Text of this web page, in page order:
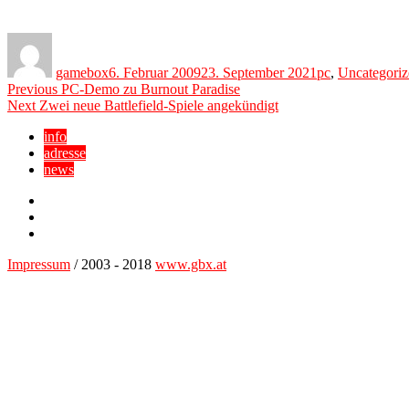
gamebox6. Februar 200923. September 2021pc,
Beitragsnavigation
Previous Previous
post:
PC-Demo zu Burnout Paradise
Next Next
Zwei neue Battlefield-Spiele angekündigt
info
adresse
news
Impressum / 2003 - 2018 www.gbx.at